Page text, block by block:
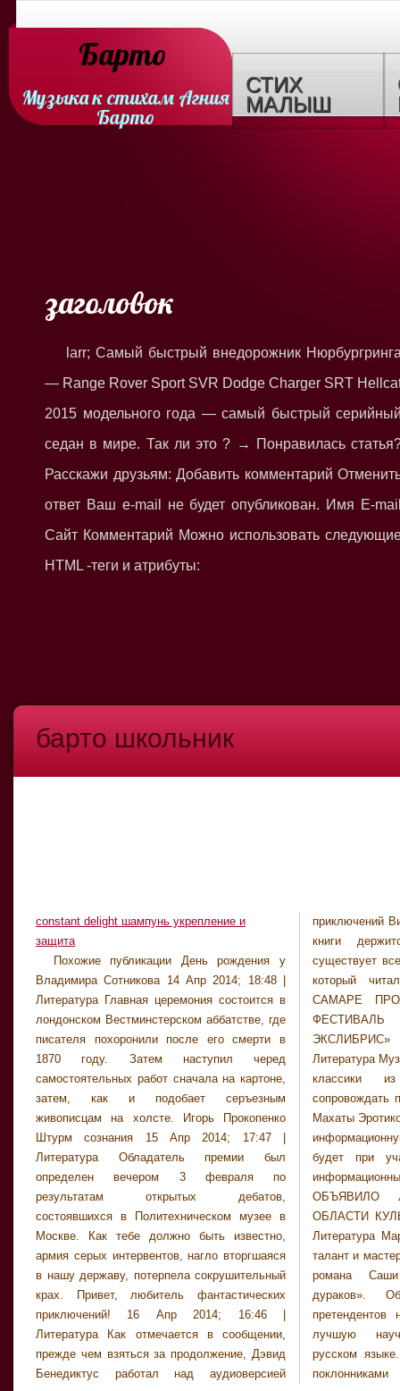
Барто
Музыка к стихам Агния
Барто
СТИХ
МАЛЫШ
заголовок
larr; Самый быстрый внедорожник
— Range Rover Sport SVR Dodge Charger SRT
2015 модельного года — самый быстрый
седан в мире. Так ли это ? → Понравилась
Расскажи друзьям: Добавить комментарий
ответ Ваш e-mail не будет опубликован. Имя E-
Сайт Комментарий Можно использовать
HTML -теги и атрибуты:
барто школьник
constant delight шампунь укрепление и
защита
Похожие публикации День рождения у
Владимира Сотникова 14 Апр 2014; 18:48 |
Литература Главная церемония состоится в
лондонском Вестминстерском аббатстве, где
писателя похоронили после его смерти в
1870 году. Затем наступил черед
самостоятельных работ сначала на картоне,
затем, как и подобает серъезным
живописцам на холсте. Игорь Прокопенко
Штурм сознания 15 Апр 2014; 17:47 |
Литература Обладатель премии был
определен вечером 3 февраля по
результатам открытых дебатов,
состоявшихся в Политехническом музее в
Москве. Как тебе должно быть известно,
армия серых интервентов, нагло вторгшаяся
в нашу державу, потерпела сокрушительный
крах. Привет, любитель фантастических
приключений! 16 Апр 2014; 16:46 |
Литература Как отмечается в сообщении,
прежде чем взяться за продолжение, Дэвид
Бенедиктус работал над аудиоверсией
приключений
книги
существует всего один экземпляр рукописи,
который читали лишь три человека. В
САМАРЕ ПРОХОДИТ МЕЖДУНАРОДНЫЙ
ФЕСТИВАЛЬ «КНИЖНАЯ ГРАФИКА И
ЭКСЛИБРИС» 17 Апр 2014; 15:45 |
Литература Музыканты чешской современной
классики из Icon orchestra будут
сопровождать показ немого фильма Густава
Махаты Эротикон. Продемонстрировать свою
информационную компетентность можно
будет при участии в викторине Азбука
информационных знаний. ПРАВИТЕЛЬСТВО
ОБЪЯВИЛО ЛАУРЕАТОВ ПРЕМИИ В
ОБЛАСТИ КУЛЬТУРЫ 18 Апр 2014; 14:44 |
Литература Маргерита Крепакс отмечена за
талант и мастерство в работе над переводом
романа Саши Соколова «Школа для
дураков». Объявлен длинный список
претендентов на премию Просветитель за
лучшую научно-популярную книгу на
русском языке. Вадим Панов встретится с
поклонниками 19 Апр 2014; 13:43 |
Литература
ростовчане,
и участвуйте в конкурсе «Шифровка из
Тайного города». Онлайн-встреча с
писателем Диной Рубиной состоится 27
января на сайте Имхонет в рамках Клуба
любителей современной прозы. "Каждая
книга — поступок" Воспоминания о В.
Каверине: Сборник. Составители Т.
Бердикова, Н. Каверин 20 Апр 2014; 12:42 |
Литература Отдельные фрагменты, где
фигурирует Довлатов, вошли в книгу
Владимира Соловьева и Елены Клепиковой